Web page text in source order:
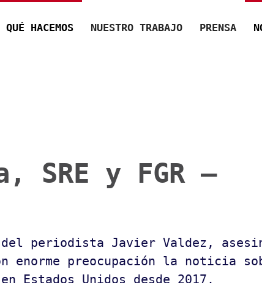
QUÉ HACEMOS NUESTRO TRABAJO PRENSA
SRE y FGR —
periodista Javier Valdez,
enorme preocupación la noticia
Estados Unidos desde 2017.